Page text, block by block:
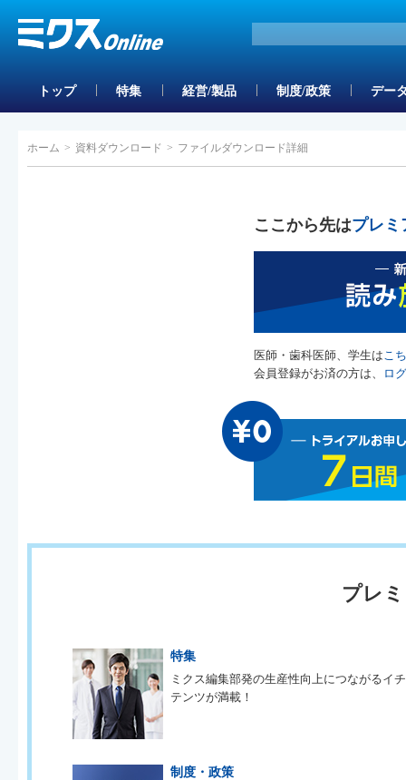
トップ 特集 経営/製品 制度/政策 デー
ホーム > 資料ダウンロード > ファイルダウンロード詳細
ここから先はプレミ
医師・歯科医師、学生はこ
会員登録がお済の方は、
ロ
プレ
特集
ミクス編集部発の生産性向上につながるイ
テンツが満載！
制度・政策